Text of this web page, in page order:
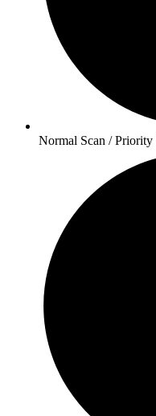
Normal Scan / Priority